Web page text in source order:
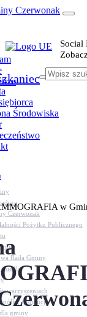
Social
Środowiska
Czerwonak
Pożytku Publicznego
Rada Gminy
osiedla
instytucje
gminy
w